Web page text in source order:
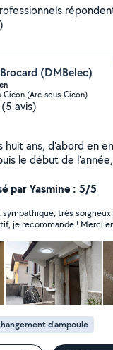
(DMBelec)
Cicon (Arc-sous-Cicon)
(5 avis)
huit ans, d'abord en
le début de
des prestations
aux besoins de
par Yasmine : 5/5
sympathique, très
je recommande ! Merci
d'ampoule